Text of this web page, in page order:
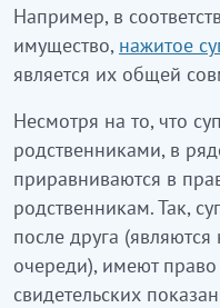
Например, в
имущество, нажитое
является их общей
Несмотря на то, что
родственниками, в
приравниваются в
родственникам. Так,
после друга
очереди), имеют право
свидетельских